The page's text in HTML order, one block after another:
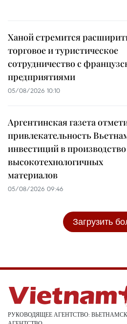
Ханой стремится
торговое и туристическое
сотрудничество с
предприятиями
05/08/2026 10:10
Аргентинская газета
привлекательность
инвестиций в производство
высокотехнологичных
материалов
05/08/2026 09:46
Загрузить
РУКОВОДЯЩЕЕ АГЕНТСТВО: